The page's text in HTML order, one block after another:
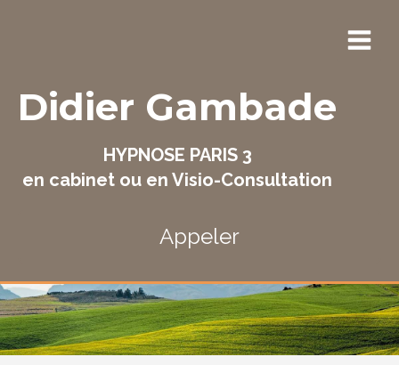
Didier Gambade
HYPNOSE PARIS 3
en cabinet ou en Visio-Consultation
Appeler